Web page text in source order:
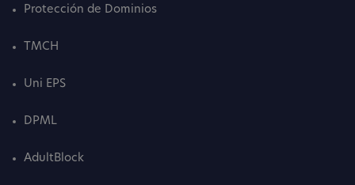
Protección de Dominios
TMCH
Uni EPS
DPML
AdultBlock